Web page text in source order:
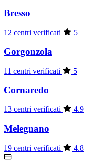
Bresso
12 centri verificati 5
Gorgonzola
11 centri verificati 5
Cornaredo
13 centri verificati 4.9
Melegnano
19 centri verificati 4.8